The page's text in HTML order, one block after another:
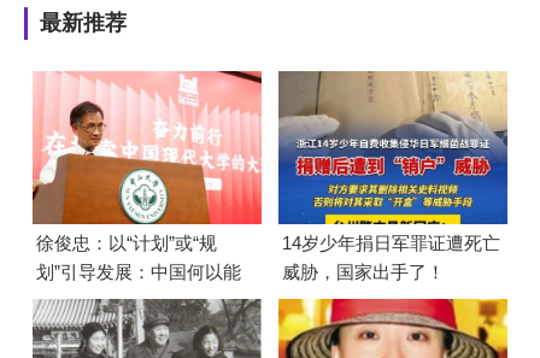
最新推荐
徐俊忠：以“计划”或“规
划”引导发展：中国何以能
够成功
14岁少年捐日军罪证遭死亡
威胁，国家出手了！